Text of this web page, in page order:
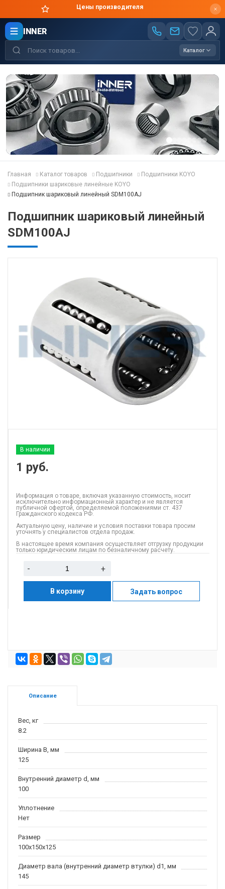
Цены производителя
INNER
Каталог
Главная Каталог товаров Подшипники
Подшипники KOYO
Подшипники шариковые линейные KOYO
Подшипник шариковый линейный SDM100AJ
Подшипник шариковый линейный
SDM100AJ
В наличии
1 руб.
Информация о товаре, включая указанную стоимость, носит
исключительно информационный характер и не является
публичной офертой, определяемой положениями ст. 437
Гражданского кодекса РФ.
Актуальную цену, наличие и условия поставки товара просим
уточнять у специалистов отдела продаж.
В настоящее время компания осуществляет отгрузку продукции
только юридическим лицам по безналичному расчету.
- +
В корзину Задать вопрос
Описание
Вес, кг
8.2
Ширина B, мм
125
Внутренний диаметр d, мм
100
Уплотнение
Нет
Размер
100x150x125
Диаметр вала (внутренний диаметр втулки) d1, мм
145